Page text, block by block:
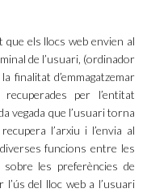
els llocs web envien al
de l’usuari, (ordinador
finalitat d’emmagatzemar
per l’entitat
vegada que l’usuari torna
l’arxiu i l’envia al
funcions entre les
les preferències de
del lloc web a l’usuari